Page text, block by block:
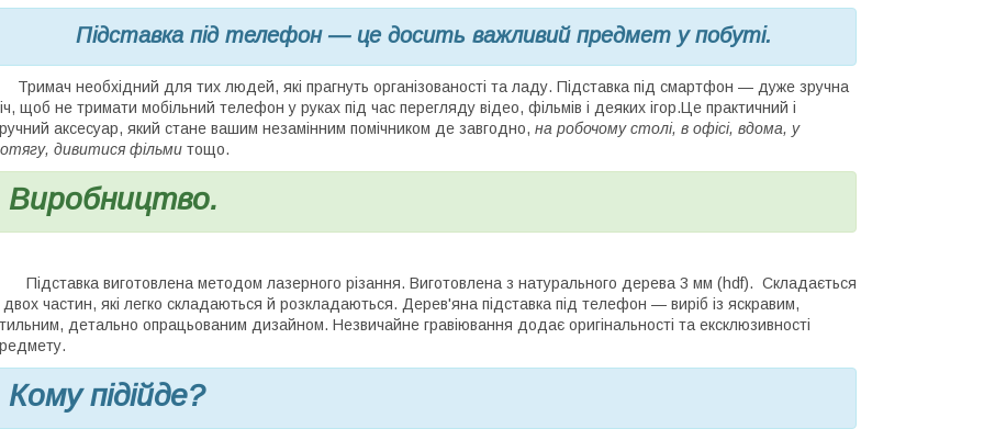
Підставка під телефон — це досить важливий предмет у побуті.
Тримач необхідний для тих людей, які прагнуть організованості та ладу. Підставка під смартфон — дуже зручна
щоб не тримати мобільний телефон у руках під час перегляду відео, фільмів і деяких ігор.Це практичний і
аксесуар, який стане вашим незамінним помічником де завгодно, на робочому столі, в офісі, вдома, у
дивитися фільми тощо.
Виробництво.
Підставка виготовлена методом лазерного різання. Виготовлена з натурального дерева 3 мм (hdf). Складається
двох частин, які легко складаються й розкладаються. Дерев'яна підставка під телефон — виріб із яскравим,
детально опрацьованим дизайном. Незвичайне гравіювання додає оригінальності та ексклюзивності
Кому підійде?